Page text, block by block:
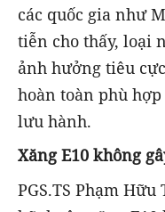
các quốc gia như
tiễn cho thấy, loại
ảnh hưởng tiêu
hoàn toàn phù
lưu hành.
Xăng E10 không
PGS.TS Phạm